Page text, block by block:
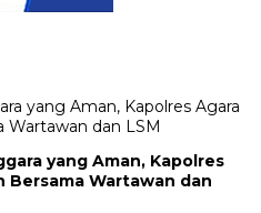
yang Aman, Kapolres
Bersama Wartawan dan